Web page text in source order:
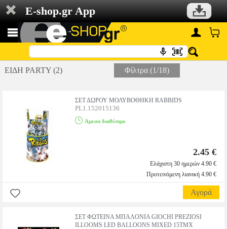
E-shop.gr App
ΕΙΔΗ PARTY (2) Φίλτρα (1/18)
ΣΕΤ ΔΩΡΟΥ ΜΟΛΥΒΟΘΗΚΗ RABBIDS
PL1.152015136
Αμεσα διαθέσιμο
2.45 €
Ελάχιστη 30 ημερών 4.90 €
Προτεινόμενη λιανική 4.90 €
Αγορά
ΣΕΤ ΦΩΤΕΙΝΑ ΜΠΑΛΟΝΙΑ GIOCHI PREZIOSI
ILLOOMS LED BALLOONS MIXED 15ΤΜΧ